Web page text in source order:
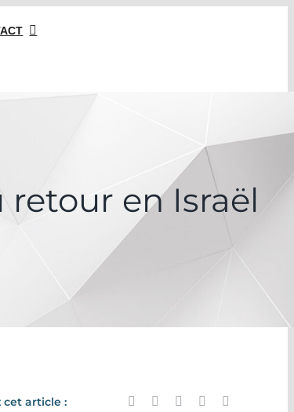
en Israël
cet article :